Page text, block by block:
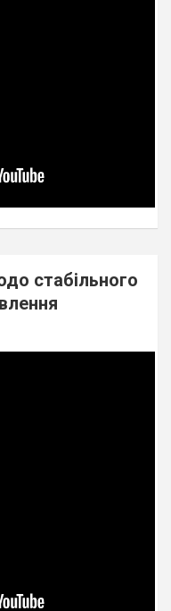
стабільного